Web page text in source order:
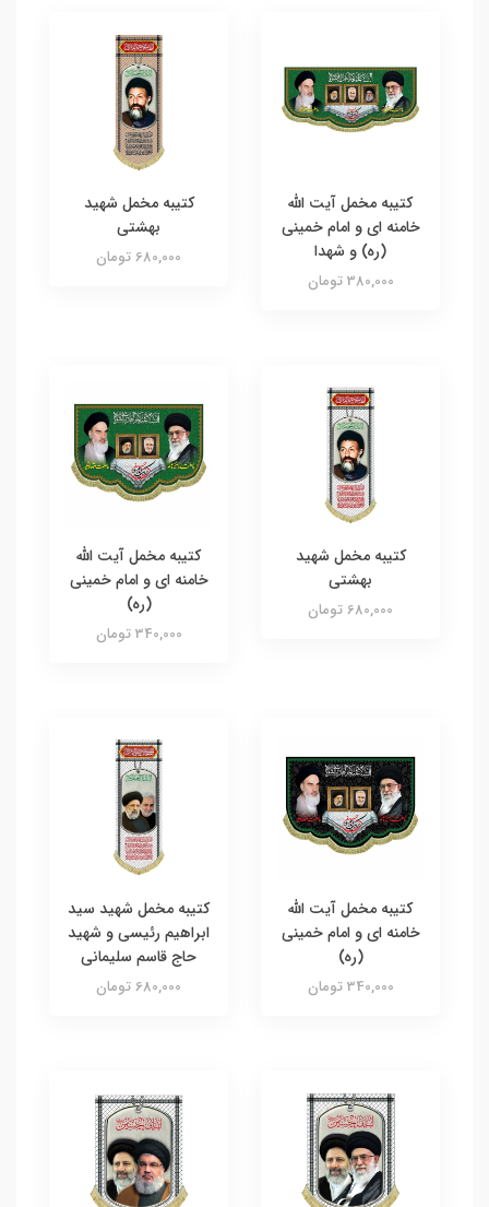
کتیبه مخمل آیت الله
خامنه ای و امام خمینی
(ره) و شهدا
380,000 تومان
کتیبه مخمل شهید
بهشتی
680,000 تومان
کتیبه مخمل شهید
بهشتی
680,000 تومان
کتیبه مخمل آیت الله
خامنه ای و امام خمینی
(ره)
340,000 تومان
کتیبه مخمل آیت الله
خامنه ای و امام خمینی
(ره)
340,000 تومان
کتیبه مخمل شهید سید
ابراهیم رئیسی و شهید
حاج قاسم سلیمانی
680,000 تومان